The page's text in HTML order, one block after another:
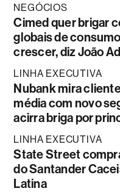
NEGÓCIOS
Cimed quer brigar
globais de
crescer, diz João
LINHA EXECUTIVA
Nubank mira
média com novo
acirra briga por
LINHA EXECUTIVA
State Street
do Santander
Latina